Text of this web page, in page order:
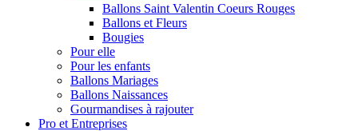
Ballons Saint Valentin Coeurs Rouges
Ballons et Fleurs
Bougies
Pour elle
Pour les enfants
Ballons Mariages
Ballons Naissances
Gourmandises à rajouter
Pro et Entreprises